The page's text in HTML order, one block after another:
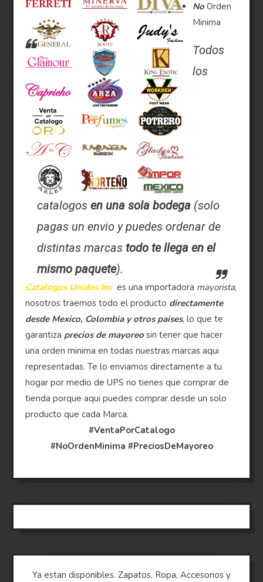
No Orden
Minima
Todos
los
catalogosen una sola bodega (solo
pagas un envio y puedes ordenar de
distintas marcas todo te llega en el
mismo paquete).
Catalogos Unidos Inc es una importadora mayorista,
nosotros traemos todo el producto directamente
desde Mexico, Colombia y otros paises, lo que te
garantizaprecios de mayoreo sin tener que hacer
una orden minima en todas nuestras marcas aqui
representadas. Te lo enviamos directamente a tu
hogar por medio de UPS no tienes que comprar de
tienda porque aqui puedes comprar desde un solo
producto que cada Marca.
#VentaPorCatalogo
#NoOrdenMinima #PreciosDeMayoreo
Ya estan disponibles. Zapatos, Ropa, Accesorios y